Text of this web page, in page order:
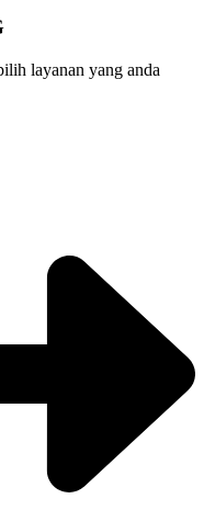
layanan yang anda